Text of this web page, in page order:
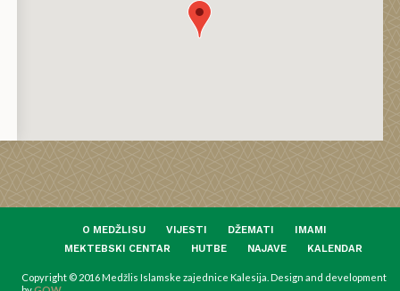
O MEDŽLISU VIJESTI DŽEMATI
IMAMI
MEKTEBSKI CENTAR
HUTBE NAJAVE KALENDAR
Copyright © 2016 Medžlis Islamske zajednice Kalesija. Design and development